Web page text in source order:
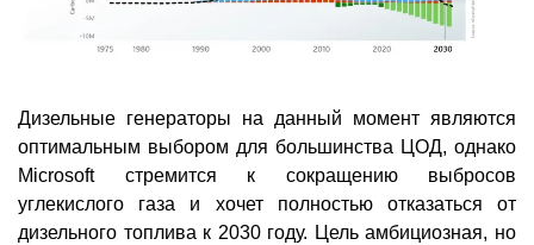
Дизельные генераторы на данный момент являются
оптимальным выбором для большинства ЦОД, однако
Microsoft стремится к сокращению выбросов
углекислого газа и хочет полностью отказаться от
дизельного топлива к 2030 году. Цель амбициозная, но